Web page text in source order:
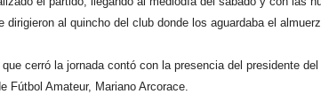
dirigieron al quincho del club donde los aguardaba el
que cerró la jornada contó con la presencia del presidente
Fútbol Amateur, Mariano Arcorace.